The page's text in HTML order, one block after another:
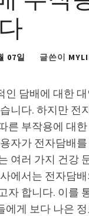
07일 글쓴이
인 담배에 대한
니다. 하지만 전
른 부작용에 대
자가 전자담배
여러 가지 건강
에서는 전자담
자 합니다. 이를
에게 보다 나은